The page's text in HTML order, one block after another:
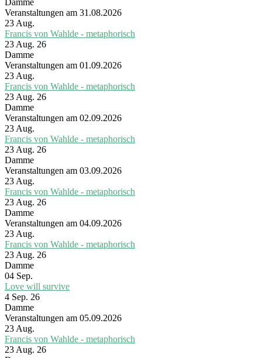
Damme
Veranstaltungen am 31.08.2026
23Aug.
Francis von Wahlde - metaphorisch
23 Aug. 26
Damme
Veranstaltungen am 01.09.2026
23Aug.
Francis von Wahlde - metaphorisch
23 Aug. 26
Damme
Veranstaltungen am 02.09.2026
23Aug.
Francis von Wahlde - metaphorisch
23 Aug. 26
Damme
Veranstaltungen am 03.09.2026
23Aug.
Francis von Wahlde - metaphorisch
23 Aug. 26
Damme
Veranstaltungen am 04.09.2026
23Aug.
Francis von Wahlde - metaphorisch
23 Aug. 26
Damme
04 Sep.
Love will survive
4 Sep. 26
Damme
Veranstaltungen am 05.09.2026
23Aug.
Francis von Wahlde - metaphorisch
23 Aug. 26